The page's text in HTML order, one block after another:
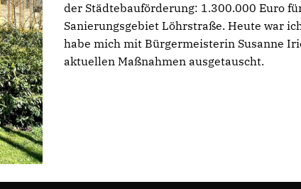
der Städtebauförderung: 1.300.000 Euro
Sanierungsgebiet Löhrstraße. Heute war
habe mich mit Bürgermeisterin Susanne
aktuellen Maßnahmen ausgetauscht.